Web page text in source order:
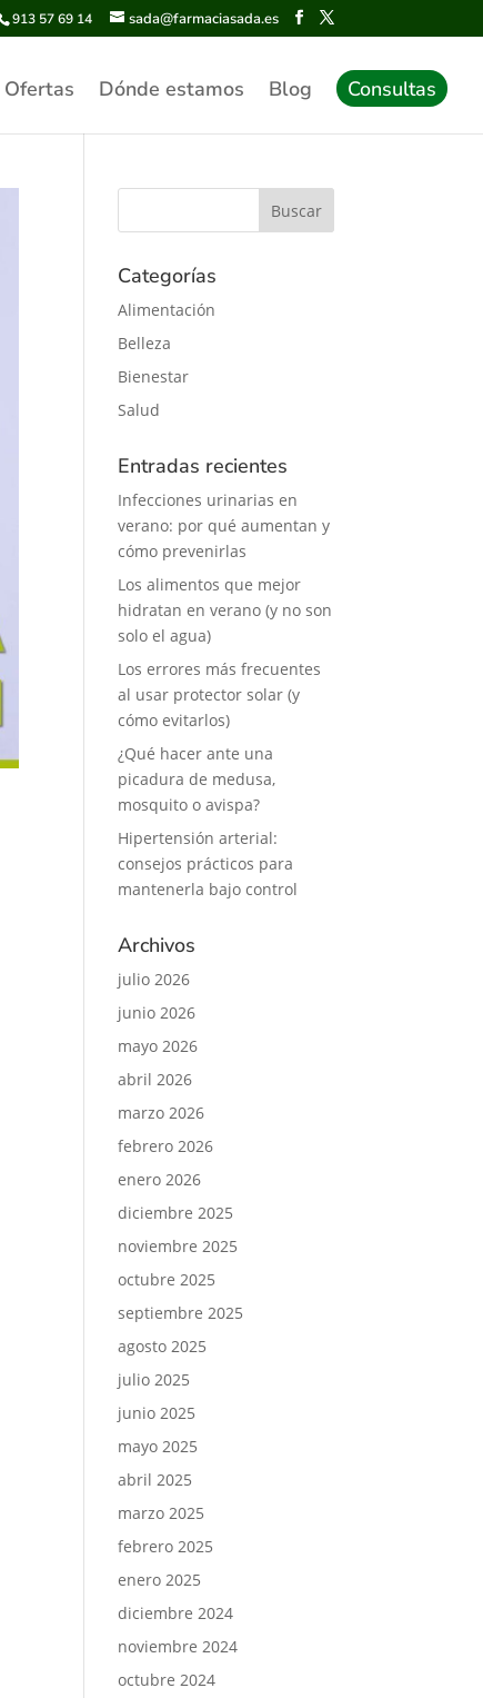
913 57 69 14 sada@farmaciasada.es
Ofertas Dónde estamos Blog Consultas
Categorías
Alimentación
Belleza
Bienestar
Salud
Entradas recientes
Infecciones urinarias en
verano: por qué aumentan y
cómo prevenirlas
Los alimentos que mejor
hidratan en verano (y no son
solo el agua)
Los errores más frecuentes
al usar protector solar (y
cómo evitarlos)
¿Qué hacer ante una
picadura de medusa,
mosquito o avispa?
Hipertensión arterial:
consejos prácticos para
mantenerla bajo control
Archivos
julio 2026
junio 2026
mayo 2026
abril 2026
marzo 2026
febrero 2026
enero 2026
diciembre 2025
noviembre 2025
octubre 2025
septiembre 2025
agosto 2025
julio 2025
junio 2025
mayo 2025
abril 2025
marzo 2025
febrero 2025
enero 2025
diciembre 2024
noviembre 2024
octubre 2024